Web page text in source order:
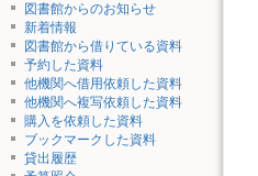
図書館からのお知らせ
新着情報
図書館から借りている資料
予約した資料
他機関へ借用依頼した資料
他機関へ複写依頼した資料
購入を依頼した資料
ブックマークした資料
貸出履歴